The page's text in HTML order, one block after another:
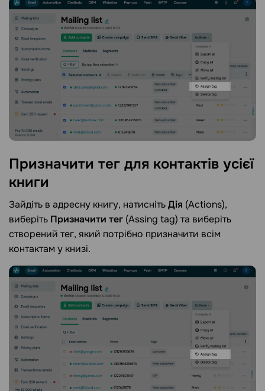
Призначити тег для контактів усієї
книги
Зайдіть в адресну книгу, натиснітьДія (Actions),
виберіть Призначити тег (Assing tag) та виберіть
створений тег, який потрібно призначити всім
контактам у книзі.